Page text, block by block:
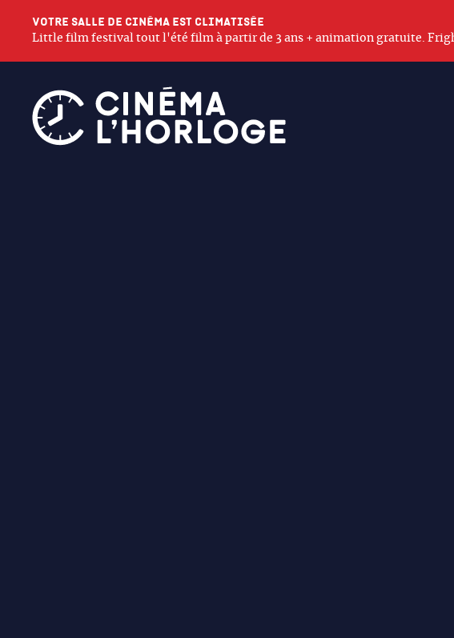
Votre salle de cinéma est climatisée
Little film festival tout l'été film à partir de 3 ans + animation gratuite.